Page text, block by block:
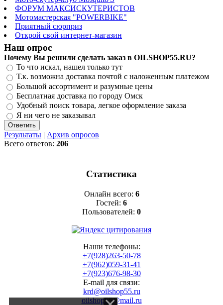
ФОРУМ МАКСИСКУТЕРИСТОВ
Мотомастерская "POWERBIKE"
Приятный сюрприз
Открой свой интернет-магазин
Наш опрос
Почему Вы решили сделать заказ в OILSHOP55.RU?
То что искал, нашел только тут
Т.к. возможна доставка почтой с наложенным платежом
Большой ассортимент и разумные цены
Бесплатная доставка по городу Омск
Удобный поиск товара, легкое оформление заказа
Я ни чего не заказывал
Результаты | Архив опросов
Всего ответов: 206
Статистика
Онлайн всего: 6
Гостей: 6
Пользователей: 0
Наши телефоны:
+7(928)263-50-78
+7(962)059-31-41
+7(923)676-98-30
E-mail для связи:
krd@oilshop55.ru
oilshop55@mail.ru